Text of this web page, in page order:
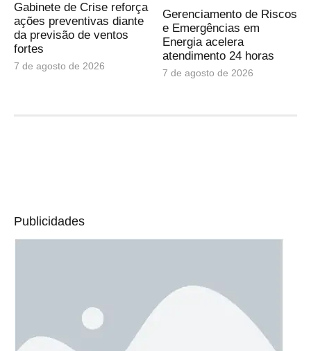
Gabinete de Crise reforça
ações preventivas diante
da previsão de ventos
fortes
7 de agosto de 2026
Gerenciamento de Riscos
e Emergências em
Energia acelera
atendimento 24 horas
7 de agosto de 2026
Publicidades